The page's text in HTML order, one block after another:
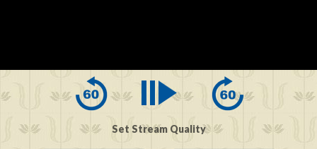
of
Set Stream Quality